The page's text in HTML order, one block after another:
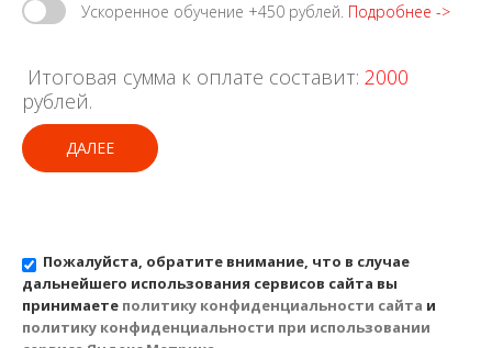
Ускоренное обучение +450 рублей. Подробнее ->
Итоговая сумма к оплате составит: 2000
рублей.
ДАЛЕЕ
Пожалуйста, обратите внимание, что в случае
дальнейшего использования сервисов сайта вы
принимаете политику конфиденциальности сайта и
политику конфиденциальности при использовании